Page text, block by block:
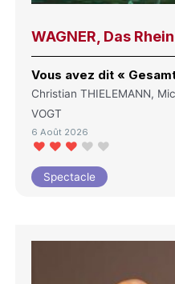
WAGNER, Das
Vous avez dit «
Christian THIELEMANN,
VOGT
6 Août 2026
Spectacle